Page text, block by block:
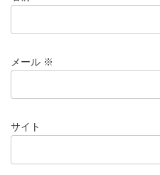
メール ※
サイト